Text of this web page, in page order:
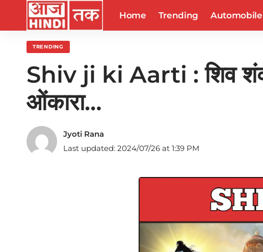
Home Trending Automobile
TRENDING
Shiv ji ki Aarti : शिव
ओंकारा…
Last updated: 2024/07/26 at 1:39 PM
Jyoti Rana